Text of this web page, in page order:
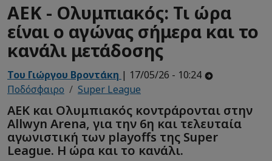
ΑΕΚ - Ολυμπιακός: Τι ώρα
είναι ο αγώνας σήμερα και το
κανάλι μετάδοσης
Του Γιώργου Βροντάκη | 17/05/26 - 10:24
Ποδόσφαιρο
Super League
ΑΕΚ και Ολυμπιακός κοντράρονται στην
Allwyn Arena, για την 6η και τελευταία
αγωνιστική των playoffs της Super
League. Η ώρα και το κανάλι.